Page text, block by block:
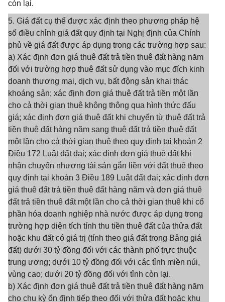
còn lại.
5. Giá đất cụ thể được xác định theo phương pháp hệ
số điều chỉnh giá đất quy định tại Nghị định của Chính
phủ về giá đất được áp dụng trong các trường hợp sau:
a) Xác định đơn giá thuê đất trả tiền thuê đất hàng năm
đối với trường hợp thuê đất sử dụng vào mục đích kinh
doanh thương mại, dịch vụ, bất động sản khai thác
khoáng sản; xác định đơn giá thuê đất trả tiền một lần
cho cả thời gian thuê không thông qua hình thức đấu
giá; xác định đơn giá thuê đất khi chuyển từ thuê đất trả
tiền thuê đất hàng năm sang thuê đất trả tiền thuê đất
một lần cho cả thời gian thuê theo quy định tại khoản 2
Điều 172 Luật đất đai; xác định đơn giá thuê đất khi
nhận chuyển nhượng tài sản gắn liền với đất thuê theo
quy định tại khoản 3 Điều 189 Luật đất đai; xác định đơn
giá thuê đất trả tiền thuê đất hàng năm và đơn giá thuê
đất trả tiền thuê đất một lần cho cả thời gian thuê khi cổ
phần hóa doanh nghiệp nhà nước được áp dụng trong
trường hợp diện tích tính thu tiền thuê đất của thửa đất
hoặc khu đất có giá trị (tính theo giá đất trong Bảng giá
đất) dưới 30 tỷ đồng đối với các thành phố trực thuộc
trung ương; dưới 10 tỷ đồng đối với các tỉnh miền núi,
vùng cao; dưới 20 tỷ đồng đối với tỉnh còn lại.
b) Xác định đơn giá thuê đất trả tiền thuê đất hàng năm
cho chu kỳ ổn định tiếp theo đối với thửa đất hoặc khu